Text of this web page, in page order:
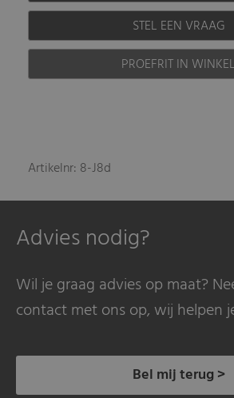
STEL EEN VRAAG
PROEFRIT IN WINKEL
Artikelnr: 8-J8d
Advies nodig?
Wil je graag advies op maat?
contact met ons op, wij helpen
Bel mij terug >